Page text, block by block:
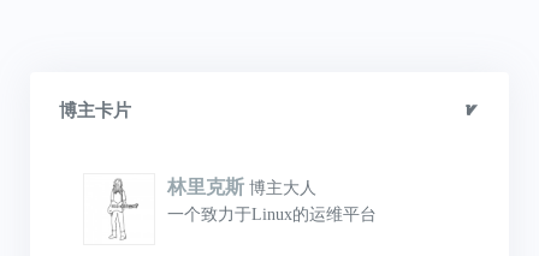
博主卡片
林里克斯 博主大人
一个致力于Linux的运维平台